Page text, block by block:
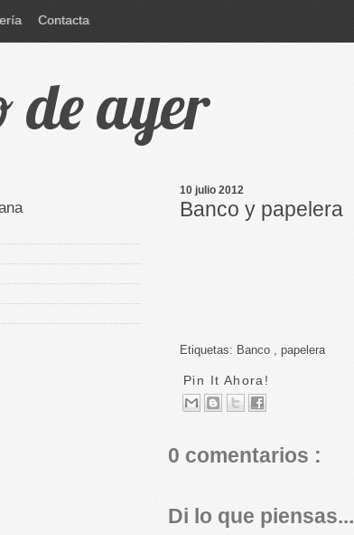
Contacta
de ayer
10 julio 2012
Banco y papelera
Etiquetas: Banco papelera
Pin It Ahora!
0 comentarios :
Di lo que piensas...